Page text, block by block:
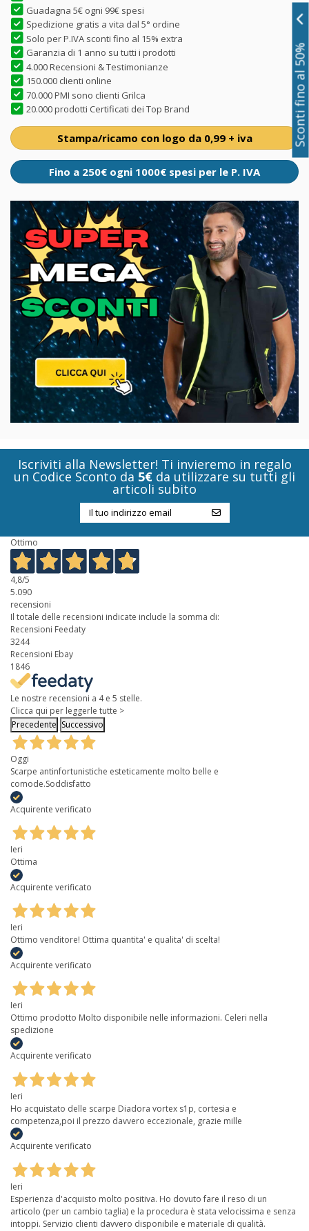
Guadagna 5€ ogni 99€ spesi
Spedizione gratis a vita dal 5° ordine
Solo per P.IVA sconti fino al 15% extra
Garanzia di 1 anno su tutti i prodotti
4.000 Recensioni & Testimonianze
150.000 clienti online
70.000 PMI sono clienti Grilca
20.000 prodotti Certificati dei Top Brand
Stampa/ricamo con logo da 0,99 + iva
Fino a 250€ ogni 1000€ spesi per le P. IVA
Iscriviti alla Newsletter! Ti invieremo in regalo
un Codice Sconto da 5€ da utilizzare su tutti gli
articoli subito
Ottimo
4,8/5
5.090
recensioni
Il totale delle recensioni indicate include la somma di:
Recensioni Feedaty
3244
Recensioni Ebay
1846
Le nostre recensioni a 4 e 5 stelle.
Clicca qui per leggerle tutte >
Precedente Successivo
Oggi
Scarpe antinfortunistiche esteticamente molto belle e
comode.Soddisfatto
Acquirente verificato
Ieri
Ottima
Acquirente verificato
Ieri
Ottimo venditore! Ottima quantita' e qualita' di scelta!
Acquirente verificato
Ieri
Ottimo prodotto Molto disponibile nelle informazioni. Celeri nella
spedizione
Acquirente verificato
Ieri
Ho acquistato delle scarpe Diadora vortex s1p, cortesia e
competenza,poi il prezzo davvero eccezionale, grazie mille
Acquirente verificato
Ieri
Esperienza d'acquisto molto positiva. Ho dovuto fare il reso di un
articolo (per un cambio taglia) e la procedura è stata velocissima e senza
intoppi. Servizio clienti davvero disponibile e materiale di qualità.
Sconti fino al 50%